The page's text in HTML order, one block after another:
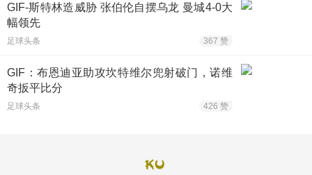
GIF-斯特林造威胁 张伯伦自摆乌龙 曼城4-0大
幅领先
足球头条 367 赞
GIF：布恩迪亚助攻坎特维尔兜射破门，诺维
奇扳平比分
足球头条 426 赞